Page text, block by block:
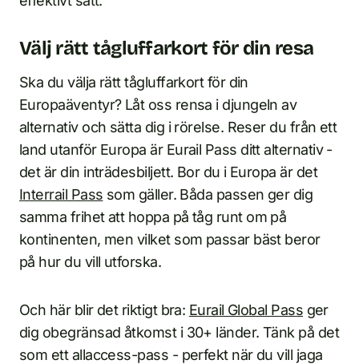
Välj rätt tågluffarkort för din resa
Ska du välja rätt tågluffarkort för din
Europaäventyr? Låt oss rensa i djungeln av
alternativ och sätta dig i rörelse. Reser du från ett
land utanför Europa är Eurail Pass ditt alternativ -
det är din inträdesbiljett. Bor du i Europa är det
Interrail Pass som gäller. Båda passen ger dig
samma frihet att hoppa på tåg runt om på
kontinenten, men vilket som passar bäst beror
på hur du vill utforska.
Och här blir det riktigt bra: Eurail Global Pass ger
dig obegränsad åtkomst i 30+ länder. Tänk på det
som ett allaccess-pass - perfekt när du vill jaga